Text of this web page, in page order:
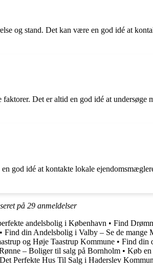
og stand. Det kan være en god idé at
Det er altid en god idé at
god idé at kontakte lokale
på 29 anmeldelser
andelsbolig i København • Find
• Find din Andelsbolig i Valby – Se de mange
og Høje Taastrup Kommune • Find din
– Boliger til salg på Bornholm • Køb en
Perfekte Hus Til Salg i Haderslev